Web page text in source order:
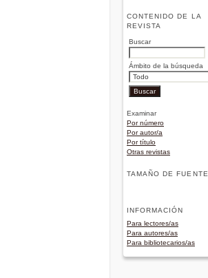
CONTENIDO DE LA
REVISTA
Buscar
Ámbito de la búsqueda
Examinar
Por número
Por autor/a
Por título
Otras revistas
TAMAÑO DE FUENTE
INFORMACIÓN
Para lectores/as
Para autores/as
Para bibliotecarios/as